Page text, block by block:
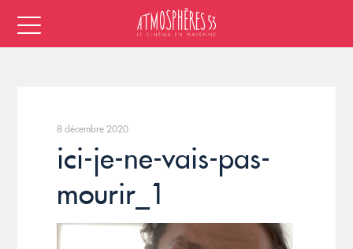
8 décembre 2020
ici-je-ne-vais-pas-
mourir_1